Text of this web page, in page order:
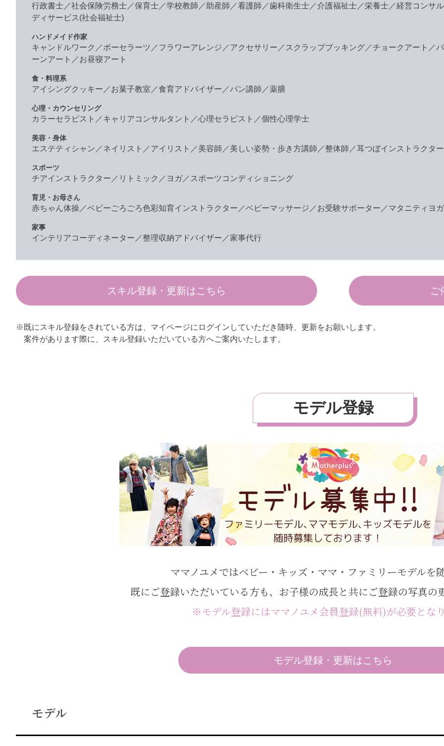
行政書士／社会保険労務士／保育士／学校教師／助産師／看護師／歯科衛生士／介護福祉士／栄養士／経営コンサ
ディサービス(社会福祉士)
ハンドメイド作家
キャンドルワーク／ポーセラーツ／フラワーアレンジ／アクセサリー／スクラップブッキング／チョークアート／
ーンアート／お昼寝アート
食・料理系
アイシングクッキー／お菓子教室／食育アドバイザー／パン講師／薬膳
心理・カウンセリング
カラーセラピスト／キャリアコンサルタント／心理セラピスト／個性心理学士
美容・身体
エステティシャン／ネイリスト／アイリスト／美容師／美しい姿勢・歩き方講師／整体師／耳つぼインストラクタ
スポーツ
チアインストラクター／リトミック／ヨガ／スポーツコンディショニング
育児・お母さん
赤ちゃん体操／ベビーごろごろ色彩知育インストラクター／ベビーマッサージ／お受験サポーター／マタニティヨ
家事
インテリアコーディネーター／整理収納アドバイザー／家事代行
スキル登録・更新はこちら ご
※既にスキル登録をされている方は、マイページにログインしていただき随時、更新をお願いします。
案件があります際に、スキル登録いただいている方へご案内いたします。
モデル登録
ママノユメではベビー・キッズ・ママ・ファミリーモデルを
既にご登録いただいている方も、お子様の成長と共にご登録の写真の
※モデル登録にはママノユメ会員登録(無料)が必要となり
モデル登録・更新はこちら
モデル